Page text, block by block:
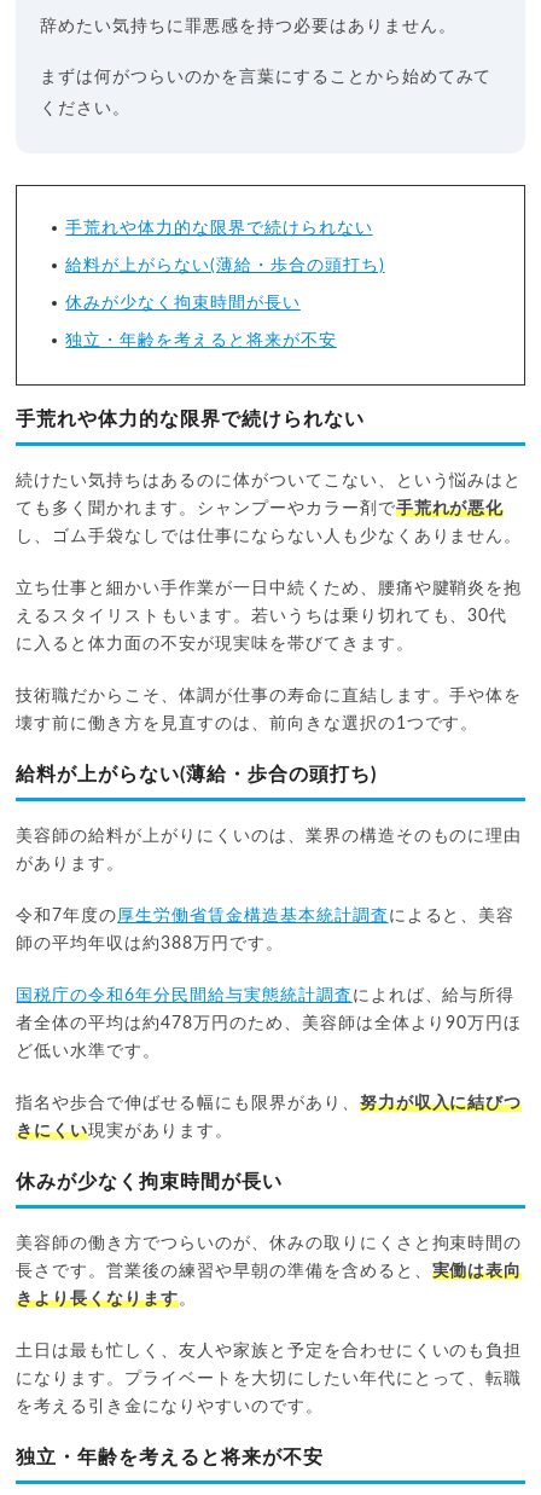
辞めたい気持ちに罪悪感を持つ必要はありません。
まずは何がつらいのかを言葉にすることから始めてみて
ください。
手荒れや体力的な限界で続けられない
給料が上がらない(薄給・歩合の頭打ち)
休みが少なく拘束時間が長い
独立・年齢を考えると将来が不安
手荒れや体力的な限界で続けられない
続けたい気持ちはあるのに体がついてこない、という悩みはと
ても多く聞かれます。シャンプーやカラー剤で手荒れが悪化
し、ゴム手袋なしでは仕事にならない人も少なくありません。
立ち仕事と細かい手作業が一日中続くため、腰痛や腱鞘炎を抱
えるスタイリストもいます。若いうちは乗り切れても、30代
に入ると体力面の不安が現実味を帯びてきます。
技術職だからこそ、体調が仕事の寿命に直結します。手や体を
壊す前に働き方を見直すのは、前向きな選択の1つです。
給料が上がらない(薄給・歩合の頭打ち)
美容師の給料が上がりにくいのは、業界の構造そのものに理由
があります。
令和7年度の厚生労働省賃金構造基本統計調査 によると、美容
師の平均年収は約388万円です。
国税庁の令和6年分民間給与実態統計調査 によれば、給与所得
者全体の平均は約478万円のため、美容師は全体より90万円ほ
ど低い水準です。
指名や歩合で伸ばせる幅にも限界があり、 努力が収入に結びつ
きにくい現実があります。
休みが少なく拘束時間が長い
美容師の働き方でつらいのが、休みの取りにくさと拘束時間の
長さです。営業後の練習や早朝の準備を含めると、 実働は表向
きより長くなります。
土日は最も忙しく、友人や家族と予定を合わせにくいのも負担
になります。プライベートを大切にしたい年代にとって、転職
を考える引き金になりやすいのです。
独立・年齢を考えると将来が不安